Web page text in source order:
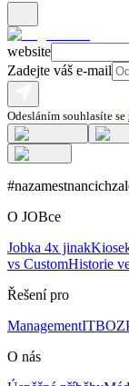
website
Zadejte váš e-mail
Odesláním souhlasíte se
O JOBce
Jobka 4x jinak
vs CustomHistorie
Řešení pro
ManagementIT
O nás